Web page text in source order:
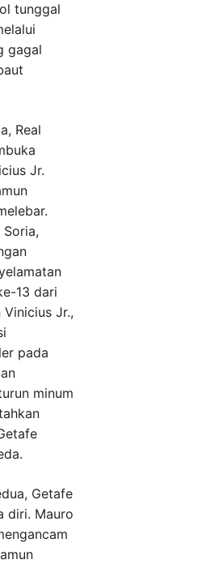
tunggal
gagal
Real
Jr.
13 dari
Jr.,
pada
minum
Getafe
diri. Mauro